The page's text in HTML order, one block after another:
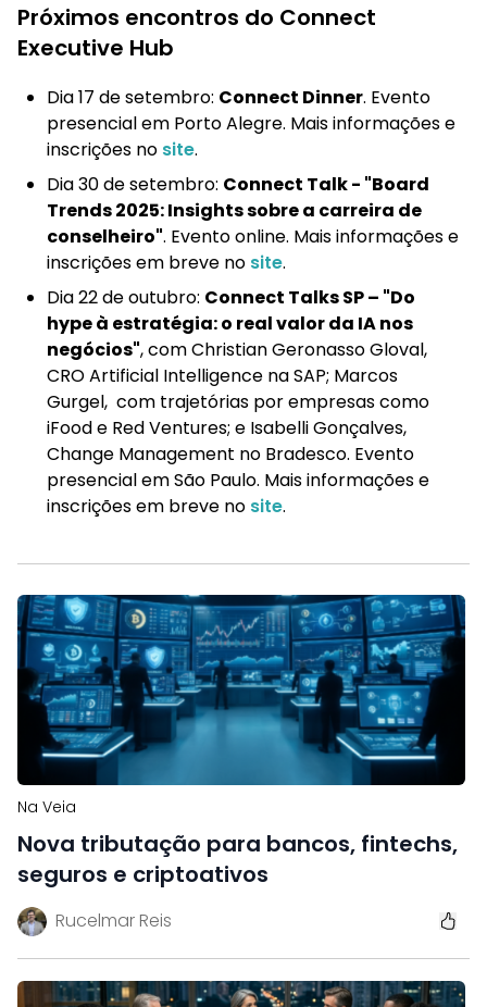
Próximos encontros do Connect
Executive Hub
Dia 17 de setembro: Connect Dinner. Evento
presencial em Porto Alegre. Mais informações e
inscrições no site.
Dia 30 de setembro: Connect Talk - "Board
Trends 2025: Insights sobre a carreira de
conselheiro". Evento online. Mais informações e
inscrições em breve no site.
Dia 22 de outubro: Connect Talks SP – "Do
hype à estratégia: o real valor da IA nos
negócios", com Christian Geronasso Gloval,
CRO Artificial Intelligence na SAP; Marcos
Gurgel, com trajetórias por empresas como
iFood e Red Ventures; e Isabelli Gonçalves,
Change Management no Bradesco. Evento
presencial em São Paulo. Mais informações e
inscrições em breve no site.
Na Veia
Nova tributação para bancos, fintechs,
seguros e criptoativos
Rucelmar Reis